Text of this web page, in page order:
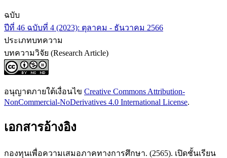
ฉบับ
ปีที่ 46 ฉบับที่ 4 (2023): ตุลาคม - ธันวาคม 2566
ประเภทบทความ
บทความวิจัย (Research Article)
อนุญาตภายใต้เงื่อนไข Creative Commons Attribution-
NonCommercial-NoDerivatives 4.0 International License.
เอกสารอ้างอิง
กองทุนเพื่อความเสมอภาคทางการศึกษา. (2565). เปิดชั้นเรียน